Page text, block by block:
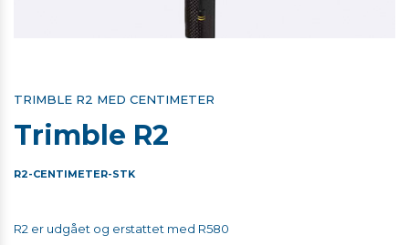
TRIMBLE R2 MED CENTIMETER
Trimble R2
R2-CENTIMETER-STK
R2 er udgået og erstattet med R580